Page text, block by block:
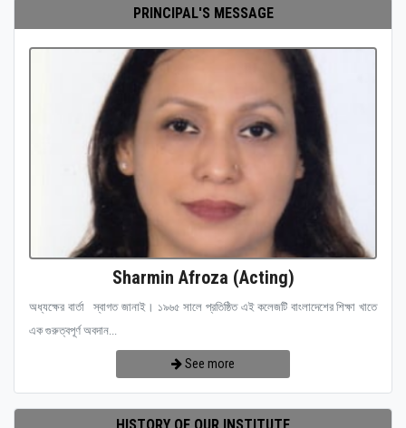
PRINCIPAL'S MESSAGE
Sharmin Afroza (Acting)
অধ্যক্ষের বার্তা স্বাগত জানাই। ১৯৬৫ সালে প্রতিষ্ঠিত এই কলেজটি বাংলাদেশের শিক্ষা খাতে
এক গুরুত্বপূর্ণ অবদান...
See more